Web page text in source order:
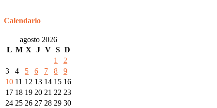
Calendario
agosto 2026
L M X J V S D
1
2
3
4 5 6 7 8
9
10 11 12 13 14 15 16
17 18 19 20 21 22 23
24 25 26 27 28 29 30